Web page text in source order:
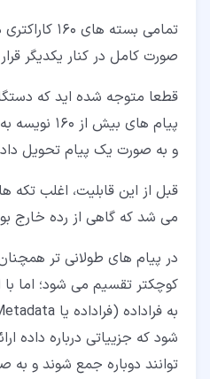
تمامی بسته
صورت کامل در کنار یکدیگر
قطعا متوجه شده اید که
پیام های
و به صورت یک پیام تحویل
قبل از این قابلیت، اغلب
می شد که گاهی از رده خارج
کوچکتر تقسیم می شود؛ اما
شود که جزییاتی درباره داده
توانند دوباره جمع شوند و